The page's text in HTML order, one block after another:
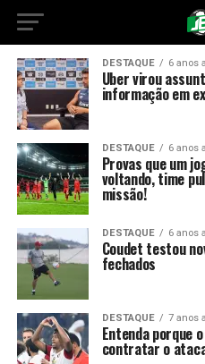
DESTAQUE 6 anos
Uber virou
informação em
DESTAQUE 6 anos
Provas que um
voltando, time
missão!
DESTAQUE 6 anos
Coudet testou
fechados
DESTAQUE 7 anos
Entenda porque
contratar o